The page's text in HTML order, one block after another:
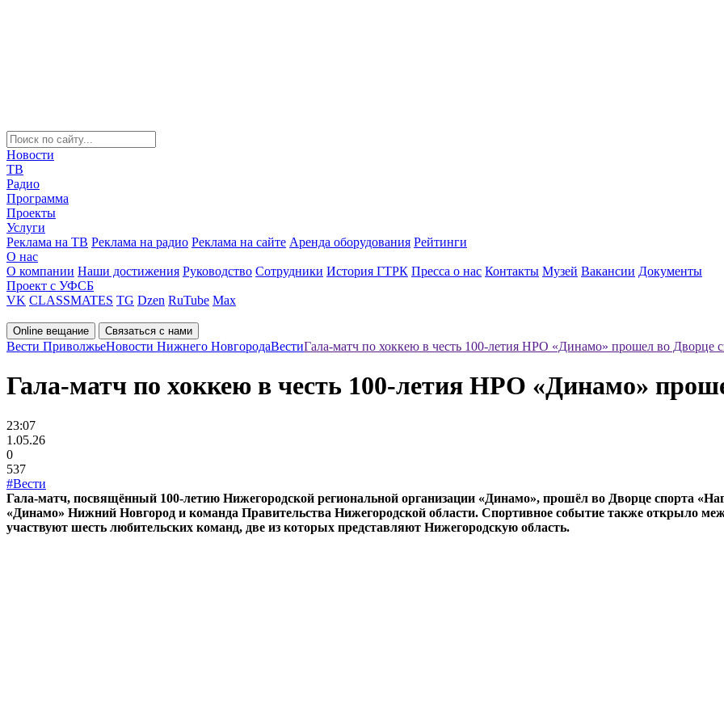
Новости
ТВ
Радио
Программа
Проекты
Услуги
Реклама на ТВ Реклама на радио Реклама на сайте Аренда оборудования Рейтинги
О нас
О компании Наши достижения Руководство Сотрудники История ГТРК Пресса о нас Контакты Музей Вакансии Документы
Проект с УФСБ
VK CLASSMATES TG Dzen RuTube Max
Online вещание Связаться с нами
Вести ПриволжьеНовости Нижнего НовгородаВестиГала-матч по хоккею в честь 100-летия НРО «Динамо» прошел во Дворце
Гала-матч по хоккею в честь 100-летия НРО «Динамо»
23:07
1.05.26
0
537
#Вести
Гала-матч, посвящённый 100-летию Нижегородской региональной организации «Динамо», прошёл во Дворце спорта
«Динамо» Нижний Новгород и команда Правительства Нижегородской области. Спортивное событие также открыло
участвуют шесть любительских команд, две из которых представляют Нижегородскую область.